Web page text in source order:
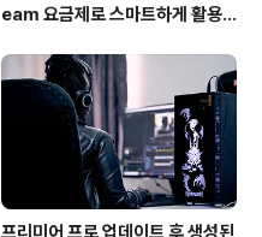
eam 요금제로 스마트하게 활용
프리미어 프로 업데이트 후 생성된